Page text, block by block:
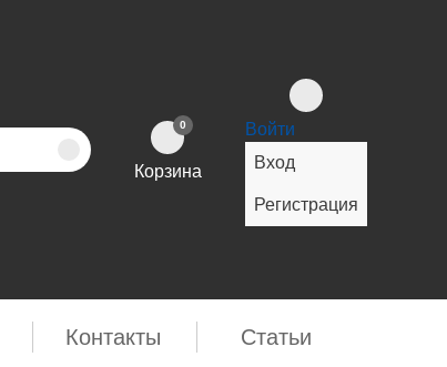
0
Корзина
Войти
Вход
Регистрация
Контакты Cтатьи